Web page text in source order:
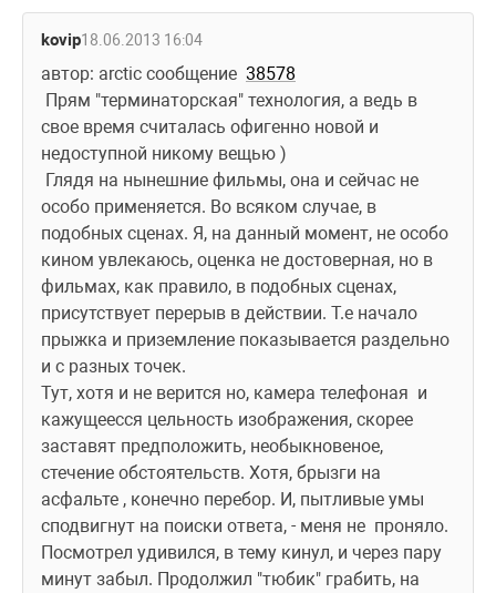
kovip18.06.2013 16:04
автор: arctic сообщение 38578
свое время считалась офигенно новой и
недоступной никому вещью )
особо применяется. Во всяком случае, в
подобных сценах. Я, на данный момент, не особо
кином увлекаюсь, оценка не достоверная, но в
фильмах, как правило, в подобных сценах,
присутствует перерыв в действии. Т.е начало
прыжка и приземление показывается раздельно
и с разных точек.
Тут, хотя и не верится но, камера телефоная  и
кажущеесся цельность изображения, скорее
заставят предположить, необыкновеное,
стечение обстоятельств. Хотя, брызги на
асфальте , конечно перебор. И, пытливые умы
сподвигнут на поиски ответа, - меня не  проняло.
Посмотрел удивился, в тему кинул, и через пару
минут забыл. Продолжил "тюбик" грабить, на